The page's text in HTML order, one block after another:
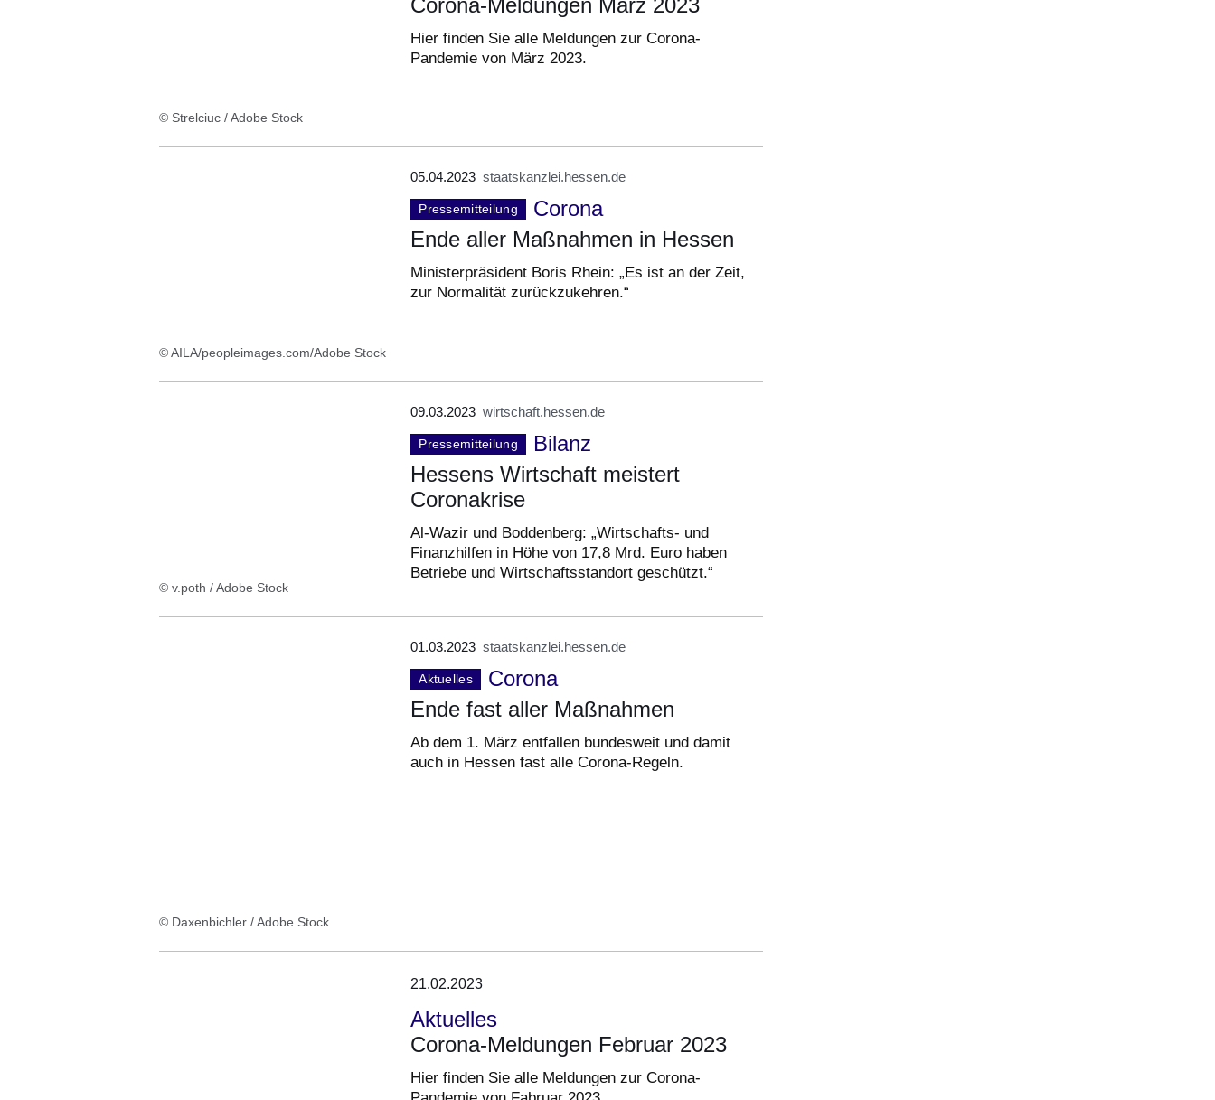
© Strelciuc / Adobe Stock
Corona-Meldungen März 2023
Hier finden Sie alle Meldungen zur Corona-
Pandemie von März 2023.
© AILA/peopleimages.com/Adobe Stock
05.04.2023 staatskanzlei.hessen.de
Pressemitteilung
Corona
Ende aller Maßnahmen in Hessen
Ministerpräsident Boris Rhein: „Es ist an der Zeit,
zur Normalität zurückzukehren.“
© v.poth / Adobe Stock
09.03.2023 wirtschaft.hessen.de
Pressemitteilung
Bilanz
Hessens Wirtschaft meistert
Coronakrise
Al-Wazir und Boddenberg: „Wirtschafts- und
Finanzhilfen in Höhe von 17,8 Mrd. Euro haben
Betriebe und Wirtschaftsstandort geschützt.“
© Daxenbichler / Adobe Stock
01.03.2023 staatskanzlei.hessen.de
Aktuelles
Corona
Ende fast aller Maßnahmen
Ab dem 1. März entfallen bundesweit und damit
auch in Hessen fast alle Corona-Regeln.
21.02.2023
Aktuelles
Corona-Meldungen Februar 2023
Hier finden Sie alle Meldungen zur Corona-